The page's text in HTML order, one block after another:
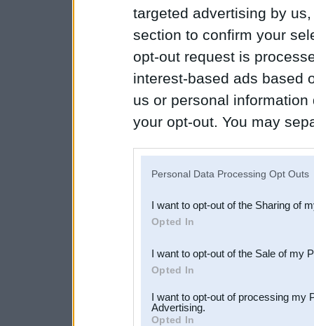
targeted advertising by
section to confirm your
opt-out request is
interest-based ads based
us or personal
your opt-out. You may
Downstream Participants
third parties.
Personal Data Processing Opt Outs
I want to opt-out of the Sharing of
Opted In
I want to opt-out of the Sale of my
Opted In
I want to opt-out of processing my
Advertising.
Opted In